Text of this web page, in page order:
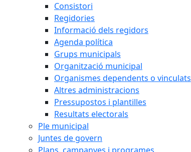
Consistori
Regidories
Informació dels regidors
Agenda política
Grups municipals
Organització municipal
Organismes dependents o vinculats
Altres administracions
Pressupostos i plantilles
Resultats electorals
Ple municipal
Juntes de govern